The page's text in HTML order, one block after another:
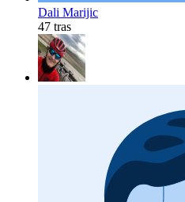
Dali Marijic
47 tras